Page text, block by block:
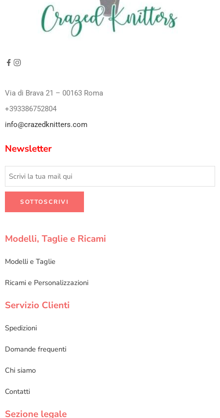
Via di Brava 21 – 00163 Roma
+393386752804
info@crazedknitters.com
Newsletter
Modelli, Taglie e Ricami
Modelli e Taglie
Ricami e Personalizzazioni
Servizio Clienti
Spedizioni
Domande frequenti
Chi siamo
Contatti
Sezione legale